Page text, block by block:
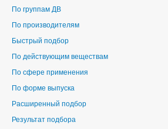
По группам ДВ
По производителям
Быстрый подбор
По действующим веществам
По сфере применения
По форме выпуска
Расширенный подбор
Результат подбора